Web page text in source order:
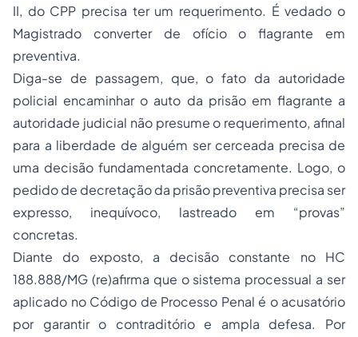
II, do CPP precisa ter um requerimento. É vedado o
Magistrado converter de ofício o flagrante em
preventiva.
Diga-se de passagem, que, o fato da autoridade
policial encaminhar o auto da prisão em flagrante a
autoridade judicial não presume o requerimento, afinal
para a liberdade de alguém ser cerceada precisa de
uma decisão fundamentada concretamente. Logo, o
pedido de decretação da prisão preventiva precisa ser
expresso, inequívoco, lastreado em “provas”
concretas.
Diante do exposto, a decisão constante no HC
188.888/MG (re)afirma que o sistema processual a ser
aplicado no Código de Processo Penal é o acusatório
por garantir o contraditório e ampla defesa. Por